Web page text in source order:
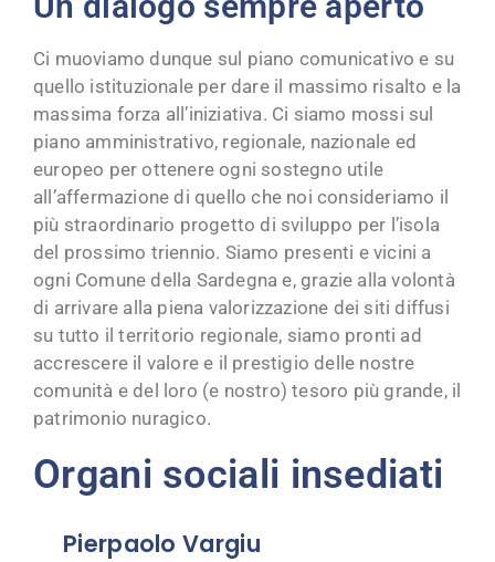
Ci muoviamo dunque sul piano comunicativo e su
quello istituzionale per dare il massimo risalto e la
massima forza all’iniziativa. Ci siamo mossi sul
piano amministrativo, regionale, nazionale ed
europeo per ottenere ogni sostegno utile
all’affermazione di quello che noi consideriamo il
più straordinario progetto di sviluppo per l’isola
del prossimo triennio. Siamo presenti e vicini a
ogni Comune della Sardegna e, grazie alla volontà
di arrivare alla piena valorizzazione dei siti diffusi
su tutto il territorio regionale, siamo pronti ad
accrescere il valore e il prestigio delle nostre
comunità e del loro (e nostro) tesoro più grande, il
patrimonio nuragico.
Organi sociali insediati
Pierpaolo Vargiu